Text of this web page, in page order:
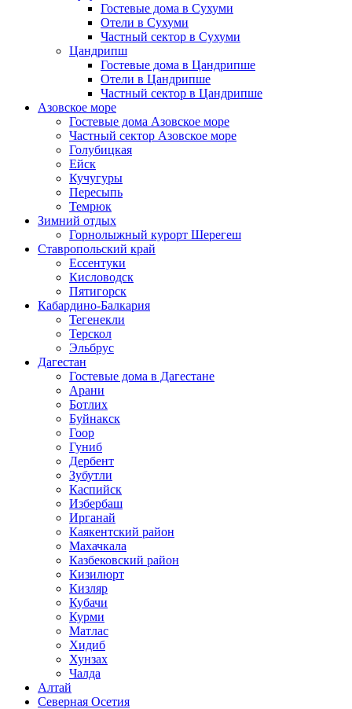
Гостевые дома в Сухуми
Отели в Сухуми
Частный сектор в Сухуми
Цандрипш
Гостевые дома в Цандрипше
Отели в Цандрипше
Частный сектор в Цандрипше
Азовское море
Гостевые дома Азовское море
Частный сектор Азовское море
Голубицкая
Ейск
Кучугуры
Пересыпь
Темрюк
Зимний отдых
Горнолыжный курорт Шерегеш
Ставропольский край
Ессентуки
Кисловодск
Пятигорск
Кабардино-Балкария
Тегенекли
Терскол
Эльбрус
Дагестан
Гостевые дома в Дагестане
Арани
Ботлих
Буйнакск
Гоор
Гуниб
Дербент
Зубутли
Каспийск
Избербаш
Ирганай
Каякентский район
Махачкала
Казбековский район
Кизилюрт
Кизляр
Кубачи
Курми
Матлас
Хидиб
Хунзах
Чалда
Алтай
Северная Осетия